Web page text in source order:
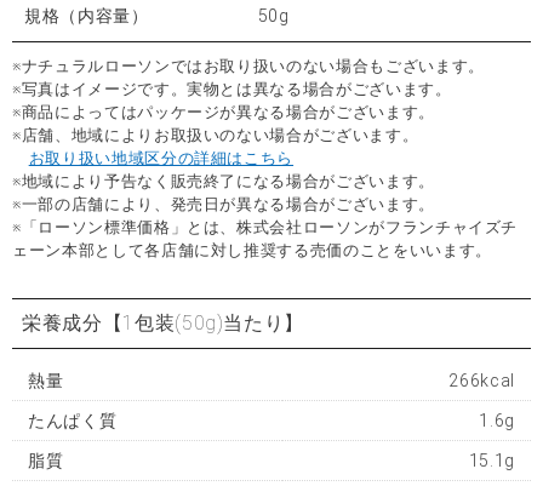
規格（内容量） 50g
※ナチュラルローソンではお取り扱いのない場合もございます。
※写真はイメージです。実物とは異なる場合がございます。
※商品によってはパッケージが異なる場合がございます。
※店舗、地域によりお取扱いのない場合がございます。
お取り扱い地域区分の詳細はこちら
※地域により予告なく販売終了になる場合がございます。
※一部の店舗により、発売日が異なる場合がございます。
※「ローソン標準価格」とは、株式会社ローソンがフランチャイズチ
ェーン本部として各店舗に対し推奨する売価のことをいいます。
栄養成分 【1包装(50g)当たり】
熱量 266kcal
たんぱく質 1.6g
脂質 15.1g